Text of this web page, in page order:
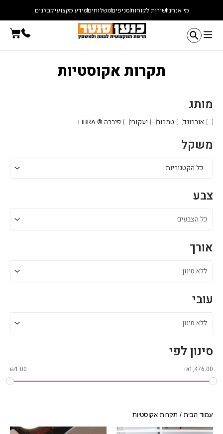
מי אנחנושירות לקוחותסניפיםמשלוחיםמידע מקצועיקבלנים
תקרות אקוסטיות
מותג
אורבונד טמבור יעקובי פיברה ® FIBRA
משקל
כל הקטגוריות
צבע
אורך
עובי
סינון לפי
₪1.00 ₪1,476.00
עמוד הבית / תקרות אקוסטיות